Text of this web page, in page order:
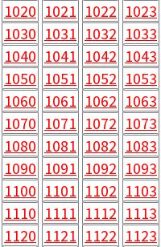
1020 1021 1022 1023
1030 1031 1032 1033
1040 1041 1042 1043
1050 1051 1052 1053
1060 1061 1062 1063
1070 1071 1072 1073
1080 1081 1082 1083
1090 1091 1092 1093
1100 1101 1102 1103
1110 1111 1112 1113
1120 1121 1122 1123